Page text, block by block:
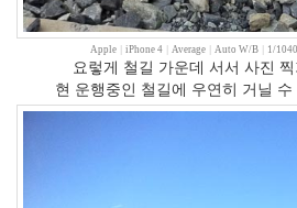
Apple| iPhone 4| Average| Auto W/B| 1/
요렇게 철길 가운데 서서 사진
현 운행중인 철길에 우연히 거닐
5
2005